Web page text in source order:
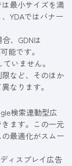
最小サイズを満
YDAではバナー
、GDNは
能です。
いません。
など、そのほか
なります。
検索連動型広
ます。この一元
最適化がスムー
ィスプレイ広告